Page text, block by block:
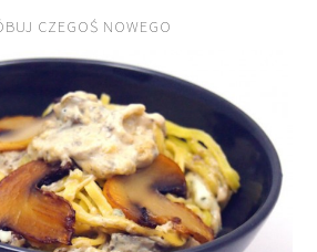
CZEGOŚ NOWEGO